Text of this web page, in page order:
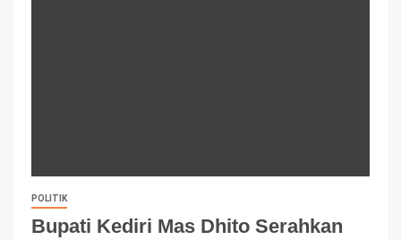
POLITIK
Bupati Kediri Mas Dhito Serahkan